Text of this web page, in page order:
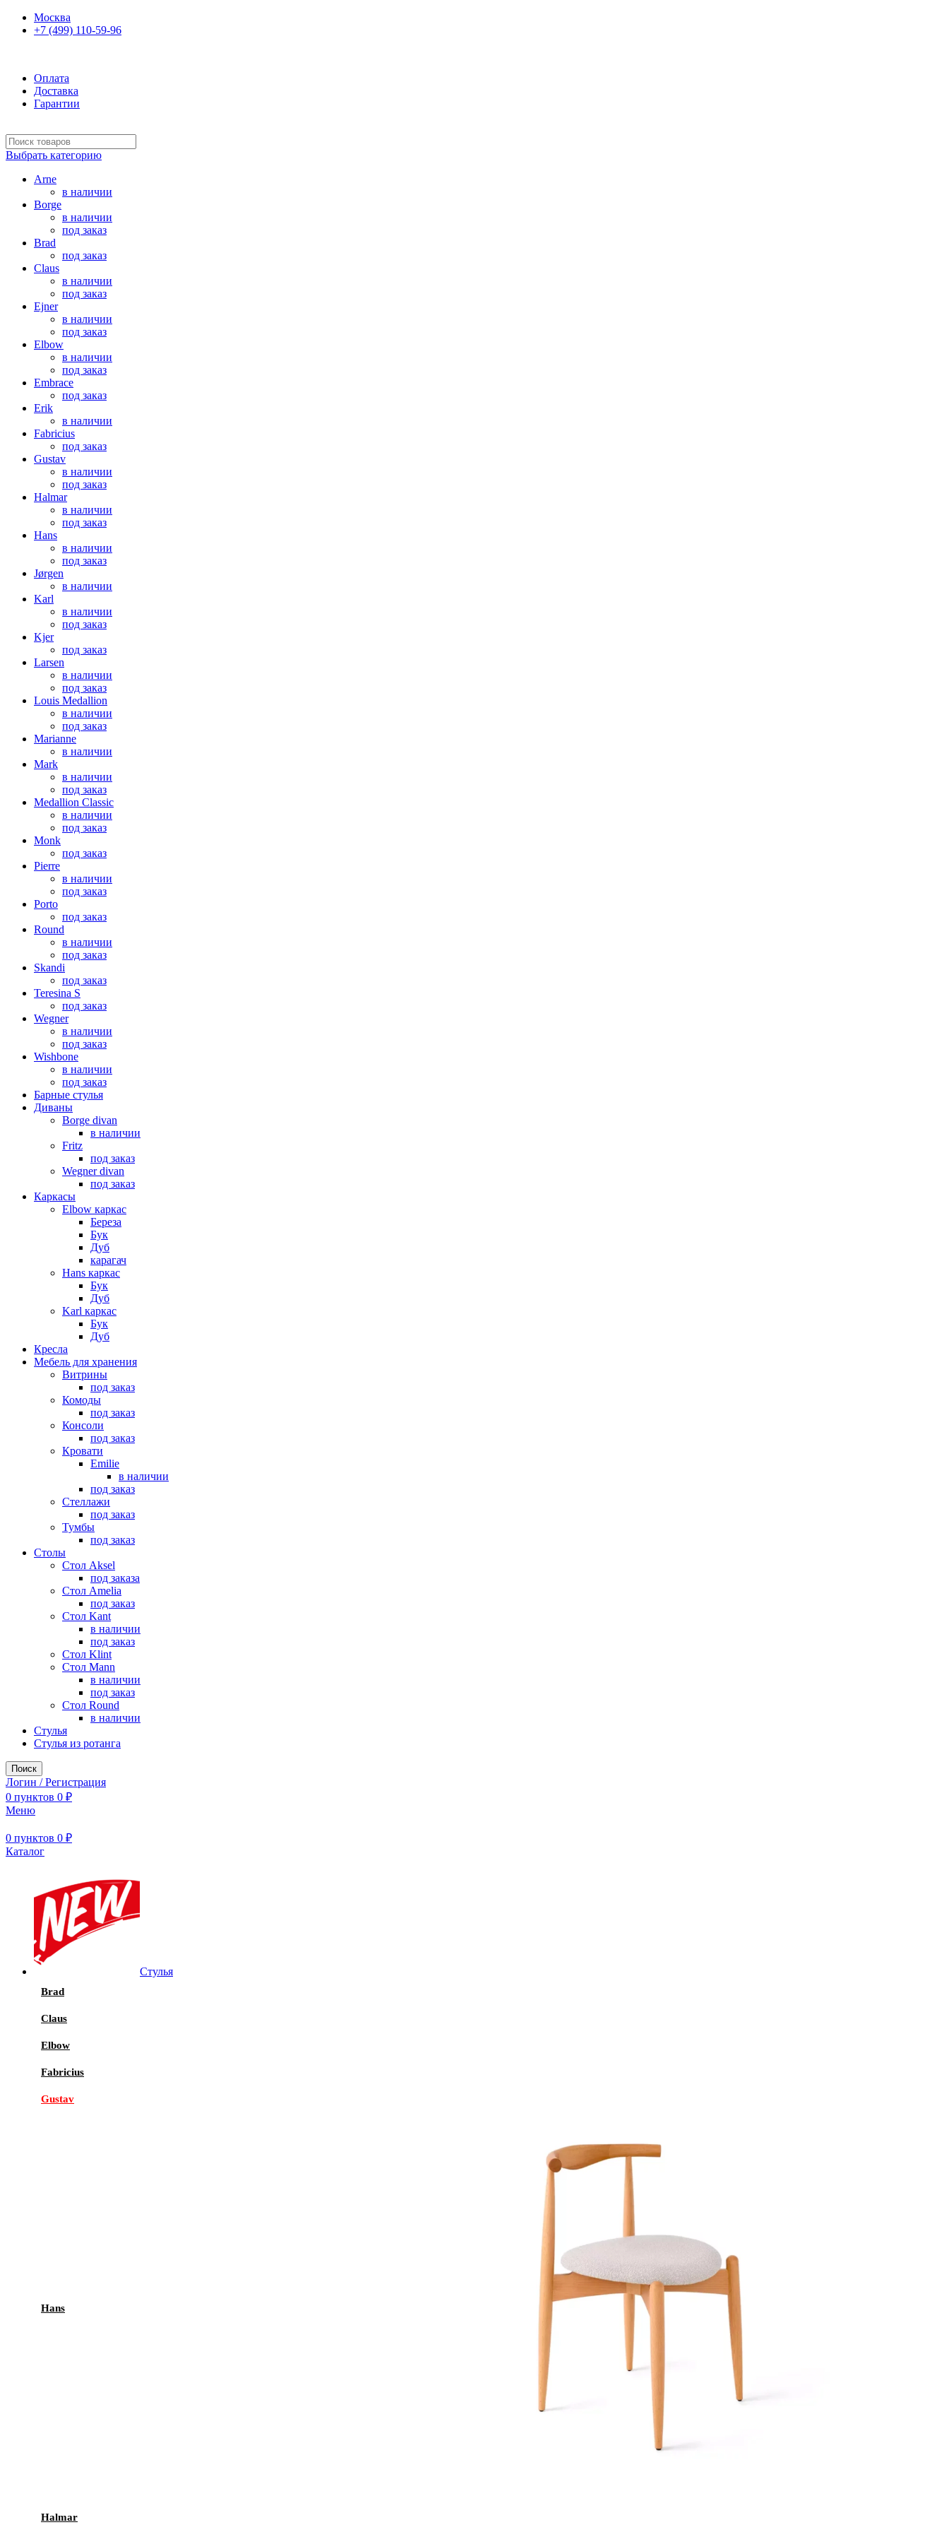
Москва
+7 (499) 110-59-96
Оплата
Доставка
Гарантии
Выбрать категорию
Arne
в наличии
Borge
в наличии
под заказ
Brad
под заказ
Claus
в наличии
под заказ
Ejner
в наличии
под заказ
Elbow
в наличии
под заказ
Embrace
под заказ
Erik
в наличии
Fabricius
под заказ
Gustav
в наличии
под заказ
Halmar
в наличии
под заказ
Hans
в наличии
под заказ
Jørgen
в наличии
Karl
в наличии
под заказ
Kjer
под заказ
Larsen
в наличии
под заказ
Louis Medallion
в наличии
под заказ
Marianne
в наличии
Mark
в наличии
под заказ
Medallion Classic
в наличии
под заказ
Monk
под заказ
Pierre
в наличии
под заказ
Porto
под заказ
Round
в наличии
под заказ
Skandi
под заказ
Teresina S
под заказ
Wegner
в наличии
под заказ
Wishbone
в наличии
под заказ
Барные стулья
Диваны
Borge divan
в наличии
Fritz
под заказ
Wegner divan
под заказ
Каркасы
Elbow каркас
Береза
Бук
Дуб
карагач
Hans каркас
Бук
Дуб
Karl каркас
Бук
Дуб
Кресла
Мебель для хранения
Витрины
под заказ
Комоды
под заказ
Консоли
под заказ
Кровати
Emilie
в наличии
под заказ
Стеллажи
под заказ
Тумбы
под заказ
Столы
Стол Aksel
под заказа
Стол Amelia
под заказ
Стол Kant
в наличии
под заказ
Стол Klint
Стол Mann
в наличии
под заказ
Стол Round
в наличии
Стулья
Стулья из ротанга
Поиск
Логин / Регистрация
0 пунктов 0 ₽
Меню
0 пунктов 0 ₽
Каталог
Стулья
Brad
Claus
Elbow
Fabricius
Gustav
Hans
Halmar